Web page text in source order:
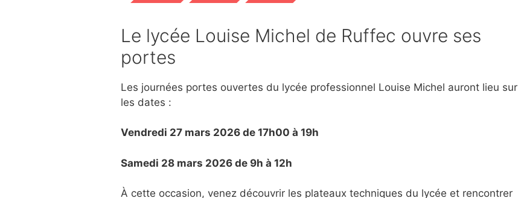
Le lycée Louise Michel de Ruffec ouvre ses
portes
Les journées portes ouvertes du lycée professionnel Louise Michel auront lieu sur
les dates :
Vendredi 27 mars 2026 de 17h00 à 19h
Samedi 28 mars 2026 de 9h à 12h
À cette occasion, venez découvrir les plateaux techniques du lycée et rencontrer